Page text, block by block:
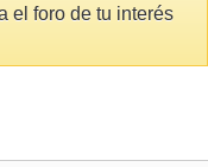
el foro de tu interés